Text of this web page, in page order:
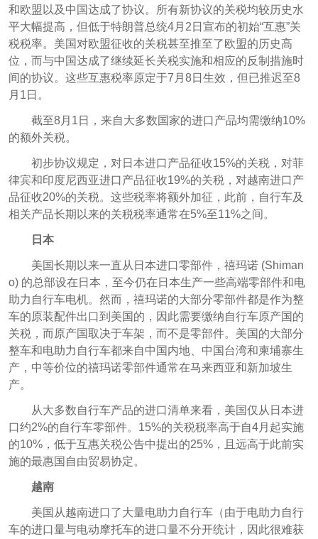
和欧盟以及中国达成了协议。所有新协议的关税均较历史水
平大幅提高，但低于特朗普总统4月2日宣布的初始“互惠”关
税税率。美国对欧盟征收的关税甚至推至了欧盟的历史高
位，而与中国达成了继续延长关税实施和相应的反制措施时
间的协议。这些互惠税率原定于7月8日生效，但已推迟至8
月1日。
截至8月1日，来自大多数国家的进口产品均需缴纳10%
的额外关税。
初步协议规定，对日本进口产品征收15%的关税，对菲
律宾和印度尼西亚进口产品征收19%的关税，对越南进口产
品征收20%的关税。这些税率将额外加征，此前，自行车及
相关产品长期以来的关税税率通常在5%至11%之间。
日本
美国长期以来一直从日本进口零部件，禧玛诺 (Shiman
o) 的总部设在日本，至今仍在日本生产一些高端零部件和电
助力自行车电机。然而，禧玛诺的大部分零部件都是作为整
车的原装配件出口到美国的，因此需要缴纳自行车原产国的
关税，而原产国取决于车架，而不是零部件。美国的大部分
整车和电助力自行车都来自中国内地、中国台湾和柬埔寨生
产，中等价位的禧玛诺零部件通常在马来西亚和新加坡生
产。
从大多数自行车产品的进口清单来看，美国仅从日本进
口约2%的自行车零部件。15%的关税税率高于自4月起实施
的10%，低于互惠关税公告中提出的25%，且远高于此前实
施的最惠国自由贸易协定。
越南
美国从越南进口了大量电助力自行车（由于电助力自行
车的进口量与电动摩托车的进口量不分开统计，因此很难获